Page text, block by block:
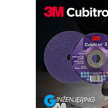
Trajna oznaka
Bezbednost na
IB
poverenja u
RMQ-TITAN
– Pametna
upravljanje